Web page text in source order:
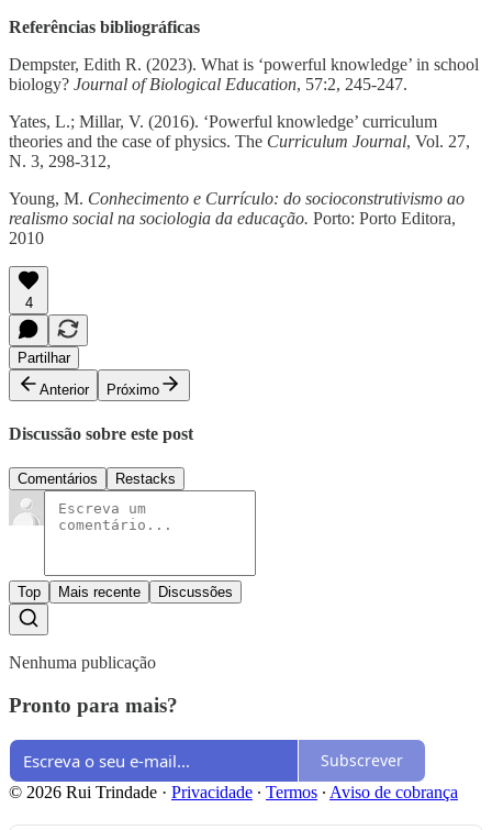
Referências bibliográficas
Dempster, Edith R. (2023). What is ‘powerful knowledge’ in school
biology? Journal of Biological Education, 57:2, 245-247.
Yates, L.; Millar, V. (2016). ‘Powerful knowledge’ curriculum
theories and the case of physics. The Curriculum Journal, Vol. 27,
N. 3, 298-312,
Young, M. Conhecimento e Currículo: do socioconstrutivismo ao
realismo social na sociologia da educação. Porto: Porto Editora,
2010
4
Partilhar
Anterior
Próximo
Discussão sobre este post
Comentários Restacks
Top Mais recente Discussões
Nenhuma publicação
Pronto para mais?
Subscrever
© 2026 Rui Trindade · Privacidade ∙ Termos ∙ Aviso de cobrança